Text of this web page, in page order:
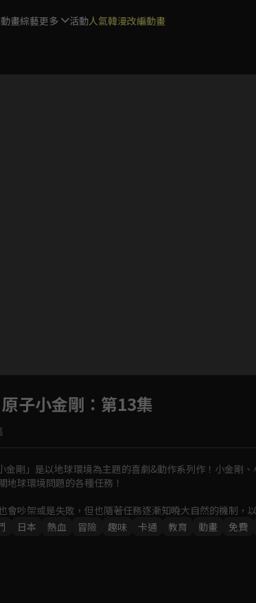
動畫綜藝更多 活動人氣韓漫改編動畫
Play
不便請見諒
子小金剛 ：第13集
金剛」是以地球環境為主題的喜劇&動作系列作！小金剛
地球環境問題的各種任務！
會吵架或是失敗，但也隨著任務逐漸知曉大自然的機制，
滿興奮與刺激的大冒險！
日本 熱血 冒險 趣味 卡通 教育 動畫 免費